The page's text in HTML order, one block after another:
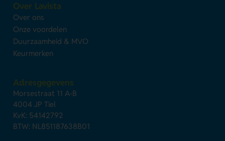
Over Lavista
Over ons
Onze voordelen
Duurzaamheid & MVO
Keurmerken
Adresgegevens
Morsestraat 11 A-B
4004 JP Tiel
KvK: 54142792
BTW: NL851187638B01